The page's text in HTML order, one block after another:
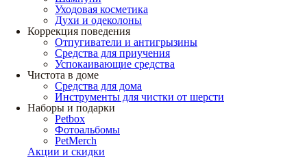
Уходовая косметика
Духи и одеколоны
Коррекция поведения
Отпугиватели и антигрызины
Средства для приучения
Успокаивающие средства
Чистота в доме
Средства для дома
Инструменты для чистки от шерсти
Наборы и подарки
Petbox
Фотоальбомы
PetMerch
Акции и скидки